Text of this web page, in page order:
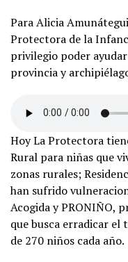
Para Alicia
Protectora de la
privilegio poder
provincia y
Hoy La Protectora
Rural para niñas que
zonas rurales;
han sufrido
Acogida y PRONIÑO,
que busca erradicar
de 270 niños cada año.